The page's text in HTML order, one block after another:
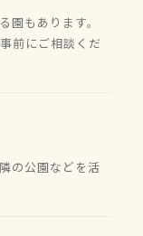
園もあります。
前にご相談くだ
の公園などを活